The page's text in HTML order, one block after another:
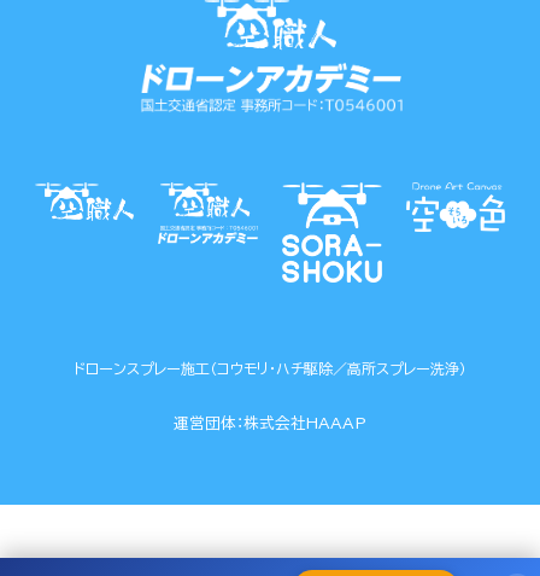
ドローンスプレー施工（コウモリ・ハチ駆除／高所スプレー洗浄）
運営団体：株式会社HAAAP